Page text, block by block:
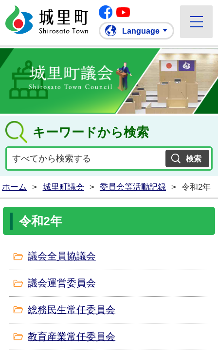
城里町ホームページ
Facebook
Language
キーワードから検索
ホーム > 城里町議会 > 委員会等活動記録 > 令和2年
令和2年
議会全員協議会
議会運営委員会
総務民生常任委員会
教育産業常任委員会